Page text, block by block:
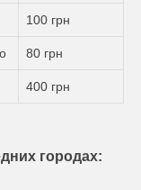
100 грн
80 грн
400 грн
городах: